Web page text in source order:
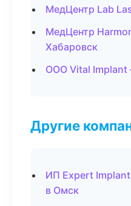
МедЦентр Lab
МедЦентр
Хабаровск
ООО Vital Implant
Другие
ИП Expert
в Омск